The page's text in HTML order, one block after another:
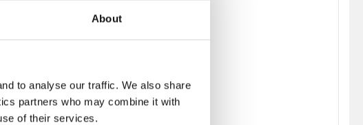
About
to analyse our traffic. We also share
partners who may combine it with
of their services.